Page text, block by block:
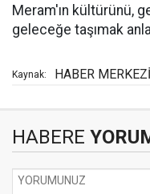
Meram'ın kültürünü,
geleceğe taşımak
Kaynak: HABER MERKEZİ
HABERE